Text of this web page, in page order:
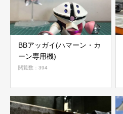
BBアッガイ(ハマーン・カ
ーン専用機)
閲覧数：394